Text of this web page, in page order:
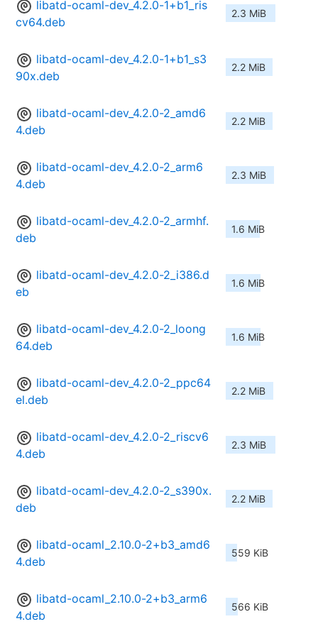
libatd-ocaml-dev_4.2.0-1+b1_ris
cv64.deb
2.3 MiB
libatd-ocaml-dev_4.2.0-1+b1_s3
90x.deb
2.2 MiB
libatd-ocaml-dev_4.2.0-2_amd6
4.deb
2.2 MiB
libatd-ocaml-dev_4.2.0-2_arm6
4.deb
2.3 MiB
libatd-ocaml-dev_4.2.0-2_armhf.
deb
1.6 MiB
libatd-ocaml-dev_4.2.0-2_i386.d
eb
1.6 MiB
libatd-ocaml-dev_4.2.0-2_loong
64.deb
1.6 MiB
libatd-ocaml-dev_4.2.0-2_ppc64
el.deb
2.2 MiB
libatd-ocaml-dev_4.2.0-2_riscv6
4.deb
2.3 MiB
libatd-ocaml-dev_4.2.0-2_s390x.
deb
2.2 MiB
libatd-ocaml_2.10.0-2+b3_amd6
4.deb
559 KiB
libatd-ocaml_2.10.0-2+b3_arm6
4.deb
566 KiB